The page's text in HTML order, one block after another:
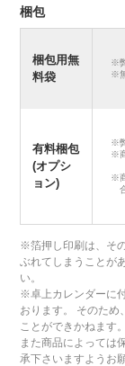
梱包
梱包用無
料袋
※
※
有料梱包
(オプシ
ョン)
※
※
※
※箔押し印刷は、そ
ぶれてしまうことが
い。
※卓上カレンダーに
おります。 そのため
ことができかねます。
また商品によっては
承下さいますようお